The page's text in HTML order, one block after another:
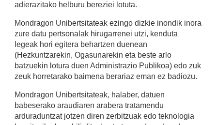
adierazitako helburu bereziei lotuta.
Mondragon Unibertsitateak ezingo dizkie inondik inora
zure datu pertsonalak hirugarrenei utzi, kenduta
legeak hori egitera behartzen duenean
(Hezkuntzarekin, Ogasunarekin eta beste arlo
batzuekin lotura duen Administrazio Publikoa) edo zuk
zeuk horretarako baimena berariaz eman ez badiozu.
Mondragon Unibertsitateak, halaber, datuen
babeserako araudiaren arabera tratamendu
arduraduntzat jotzen diren zerbitzuak edo teknologia